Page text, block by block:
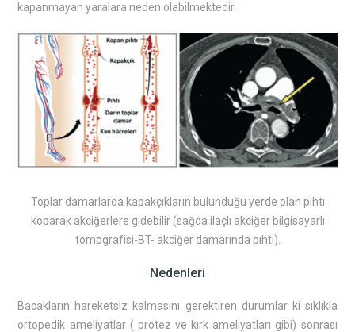
kapanmayan yaralara neden olabilmektedir.
Toplar damarlarda kapakçıkların bulunduğu yerde olan pıhtı
koparak akciğerlere gidebilir (sağda ilaçlı akciğer bilgisayarlı
tomografisi-BT- akciğer damarında pıhtı).
Nedenleri
Bacakların hareketsiz kalmasını gerektiren durumlar ki sıklıkla
ortopedik ameliyatlar ( protez ve kırk ameliyatları gibi) sonrası